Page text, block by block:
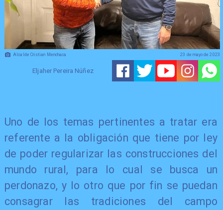
Alcalde Cristian Menchaca
Eljaher Pereira Núñez
23 de mayo de 2023
Uno de los temas pertinentes a tratar era
referente a la obligación que tiene por ley
de poder regularizar las construcciones del
mundo rural, para lo cual se busca un
perdonazo, y lo otro que por fin se puedan
consagrar las tradiciones del campo